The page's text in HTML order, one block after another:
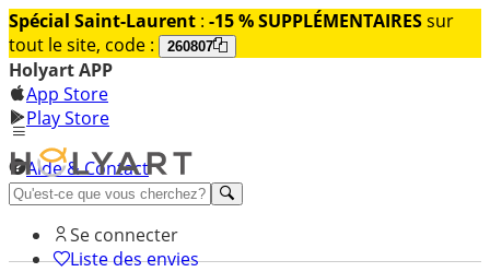
Spécial Saint-Laurent : -15 % SUPPLÉMENTAIRESsur
tout le site, code :
260807
Holyart APP
App Store
Play Store
Aide & Contact
Découvrez Premium
Se connecter
Liste des envies